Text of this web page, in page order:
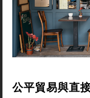
公平貿易與直